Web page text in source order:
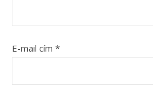
E-mail cím *